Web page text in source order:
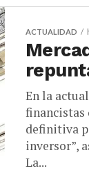
ACTUALIDAD
En la
financistas
definitiva
inversor”,
La...